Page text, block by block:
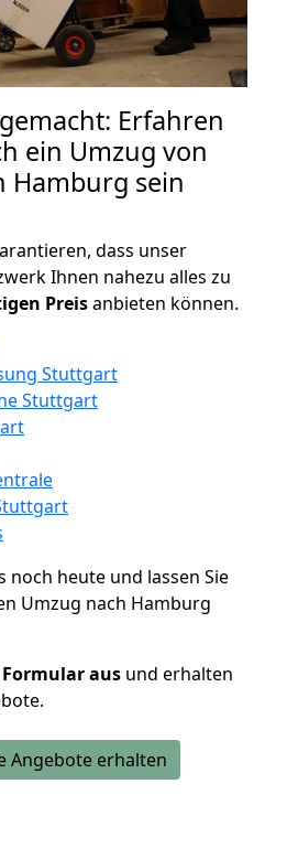
Erfahren
ein Umzug von
Hamburg sein
dass unser
Ihnen nahezu alles zu
Preisanbieten können.
Stuttgart
Stuttgart
noch heute und lassen Sie
Umzug nach Hamburg
aus und erhalten
Angebote erhalten